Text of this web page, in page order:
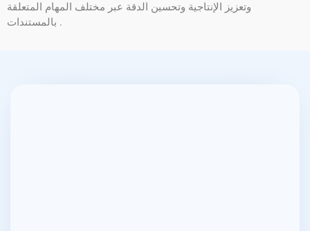
وتعزيز الإنتاجية وتحسين الدقة عبر مختلف المهام المتعلقة
بالمستندات .